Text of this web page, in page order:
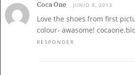
Coca One JUNIO 8, 2013
Love the shoes from first
colour- awasome!
RESPONDER